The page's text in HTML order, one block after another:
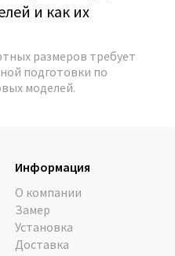
и как их
размеров требует
подготовки по
моделей.
Информация
О компании
Замер
Установка
Доставка